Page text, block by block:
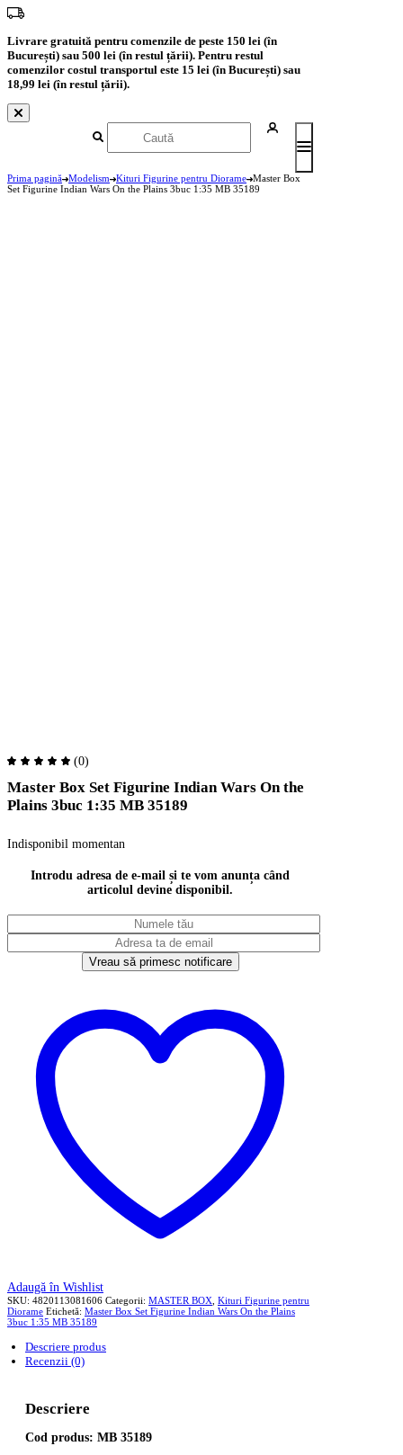
Livrare gratuită pentru comenzile de peste 150 lei (în
București) sau 500 lei (în restul țării). Pentru restul
comenzilor costul transportul este 15 lei (în București) sau
18,99 lei (în restul țării).
Prima pagină Modelism Kituri Figurine pentru Diorame Master Box
Set Figurine Indian Wars On the Plains 3buc 1:35 MB 35189
(0)
Master Box Set Figurine Indian Wars On the
Plains 3buc 1:35 MB 35189
Indisponibil momentan
Introdu adresa de e-mail și te vom anunța când
articolul devine disponibil.
Vreau să primesc notificare
Adaugă în Wishlist
SKU: 4820113081606 Categorii: MASTER BOX Kituri Figurine pentru
Diorame Etichetă: Master Box Set Figurine Indian Wars On the Plains
3buc 1:35 MB 35189
Descriere produs
Recenzii (0)
Descriere
Cod produs: MB 35189